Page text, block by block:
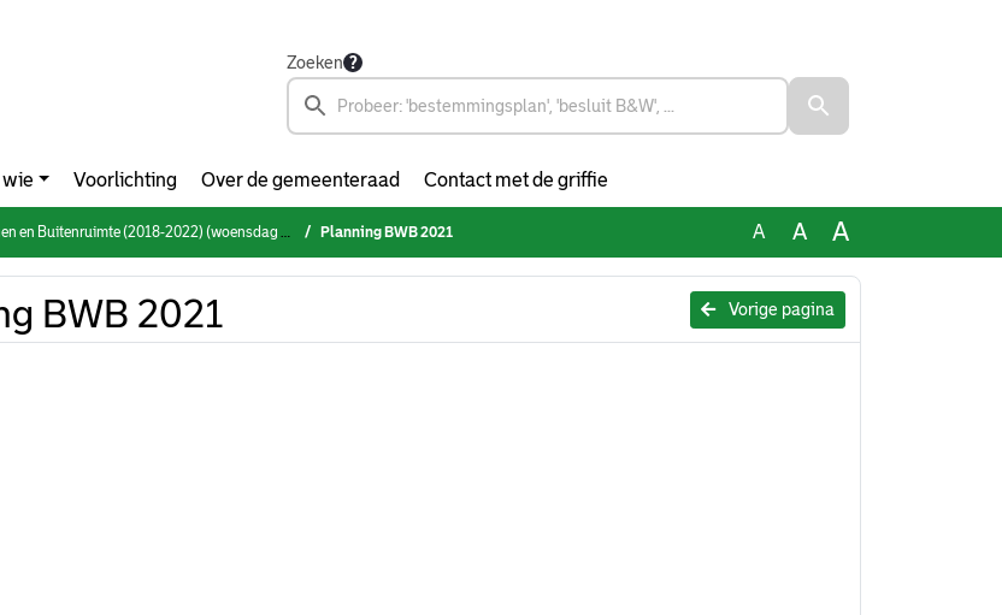
Zoeken
wie Voorlichting Over de gemeenteraad Contact met de griffie
(2018-2022) (woensdag 1 september 2021) Planning BWB 2021 A A A
Vorige pagina
BWB 2021